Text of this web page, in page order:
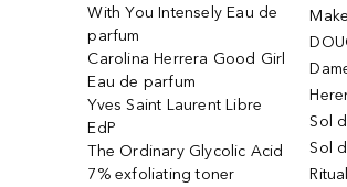
With You Intensely Eau de
parfum
Carolina Herrera Good Girl
Eau de parfum
Yves Saint Laurent Libre
EdP
The Ordinary Glycolic Acid
7% exfoliating toner
Sol
Sol